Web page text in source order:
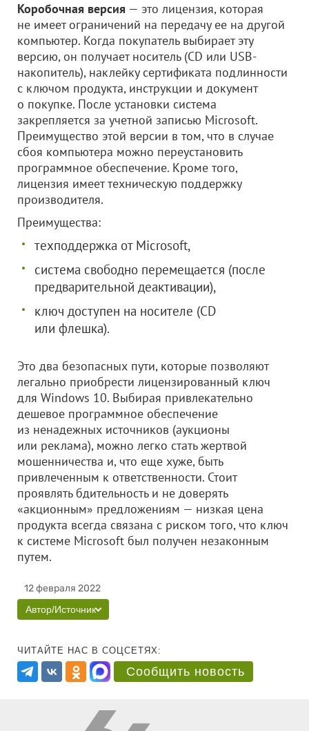
Коробочная версия — это лицензия, которая
не имеет ограничений на передачу ее на другой
компьютер. Когда покупатель выбирает эту
версию, он получает носитель (CD или USB-
накопитель), наклейку сертификата подлинности
с ключом продукта, инструкции и документ
о покупке. После установки система
закрепляется за учетной записью Microsoft.
Преимущество этой версии в том, что в случае
сбоя компьютера можно переустановить
программное обеспечение. Кроме того,
лицензия имеет техническую поддержку
производителя.
Преимущества:
техподдержка от Microsoft,
система свободно перемещается (после
предварительной деактивации),
ключ доступен на носителе (CD
или флешка).
Это два безопасных пути, которые позволяют
легально приобрести лицензированный ключ
для Windows 10. Выбирая привлекательно
дешевое программное обеспечение
из ненадежных источников (аукционы
или реклама), можно легко стать жертвой
мошенничества и, что еще хуже, быть
привлеченным к ответственности. Стоит
проявлять бдительность и не доверять
«акционным» предложениям — низкая цена
продукта всегда связана с риском того, что ключ
к системе Microsoft был получен незаконным
путем.
12 февраля 2022
Автор/Источник
ЧИТАЙТЕ НАС В СОЦСЕТЯХ:
Сообщить новость